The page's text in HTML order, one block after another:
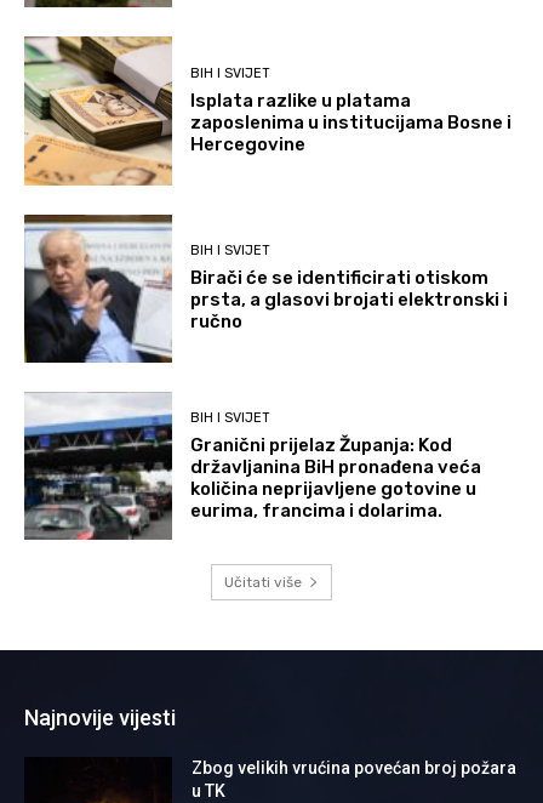
BIH I SVIJET
Isplata razlike u platama
zaposlenima u institucijama Bosne i
Hercegovine
BIH I SVIJET
Birači će se identificirati otiskom
prsta, a glasovi brojati elektronski i
ručno
BIH I SVIJET
Granični prijelaz Županja: Kod
državljanina BiH pronađena veća
količina neprijavljene gotovine u
eurima, francima i dolarima.
Učitati više
Najnovije vijesti
Zbog velikih vrućina povećan broj požara
u TK